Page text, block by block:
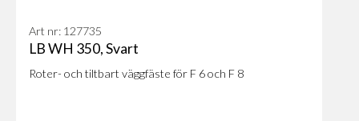
Art nr: 127735
LB WH 350, Svart
Roter- och tiltbart väggfäste för F 6 och F 8